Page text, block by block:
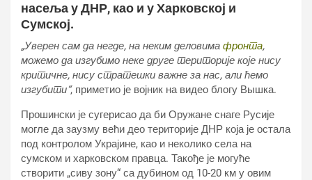
насеља у ДНР, као и у Харковској и
Сумској.
„Уверен сам да негде, на неким деловима фронта,
можемо да изгубимо неке друге територије које нису
критичне, нису стратешки важне за нас, али ћемо
изгубити“, приметио је војник на видео блогу Вышка.
Прошински је сугерисао да би Оружане снаге Русије
могле да заузму већи део територије ДНР која је остала
под контролом Украјине, као и неколико села на
сумском и харковском правца. Такође је могуће
створити „сиву зону“ са дубином од 10-20 км у овим